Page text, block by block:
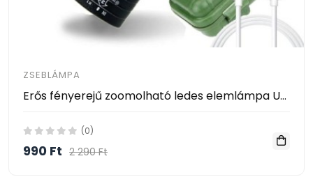
ZSEBLÁMPA
Erős fényerejű zoomolható ledes elemlámpa USB-ről tölthető
(0)
990 Ft 2 290 Ft